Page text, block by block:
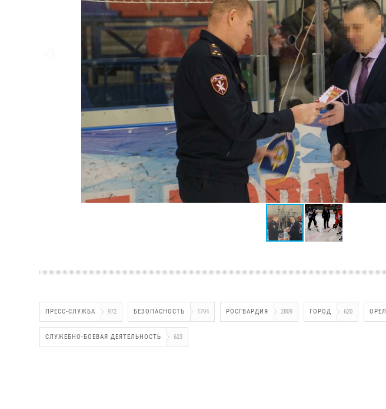
ПРЕСС-СЛУЖБА 972 БЕЗОПАСНОСТЬ 1794 РОСГВАРДИЯ 2809 ГОРОД 620 ОРЕЛ
СЛУЖЕБНО-БОЕВАЯ ДЕЯТЕЛЬНОСТЬ 623